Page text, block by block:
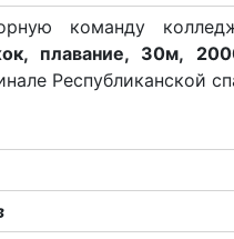
команду
плавание, 30м,
Республиканской